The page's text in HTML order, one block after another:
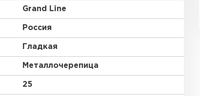
Grand Line
Россия
Гладкая
Металлочерепица
25